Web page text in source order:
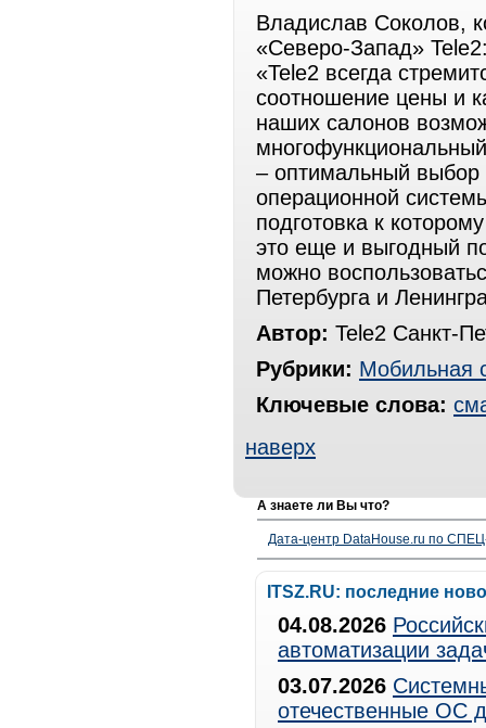
Владислав Соколов,
«Северо-Запад»
«Tele2 всегда
соотношение цены и
наших салонов
– оптимальный выбор
операционной
подготовка к
это еще и выгодный
можно
Петербурга и
Автор: Tele2 Санкт-
Рубрики: Мобильная
Ключевые слова:
наверх
А знаете ли Вы что?
Дата-центр DataHouse.ru по
ITSZ.RU: последние
04.08.2026
автоматизации
03.07.2026
отечественные ОС